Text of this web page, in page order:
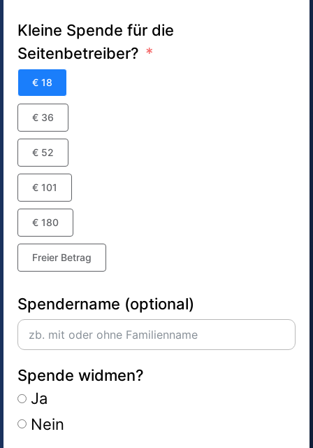
Kleine Spende für die
Seitenbetreiber?
€ 18
€ 36
€ 52
€ 101
€ 180
Freier Betrag
Spendername (optional)
Spende widmen?
Ja
Nein